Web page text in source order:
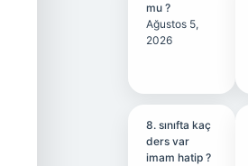
mu ?
Ağustos 5,
2026
8. sınıfta kaç
ders var
imam hatip ?